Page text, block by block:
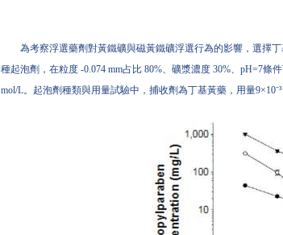
為考察浮選藥劑對黃鐵礦與磁黃鐵礦浮選行為的影響，選擇
種起泡劑，在粒度 -0.074 mm占比 80%、礦漿濃度 30%、pH=7條
mol/L。起泡劑種類與用量試驗中，捕收劑為丁基黃藥，用量9×10⁻³